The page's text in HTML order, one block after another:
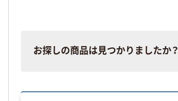
お探しの商品は見つかりましたか？